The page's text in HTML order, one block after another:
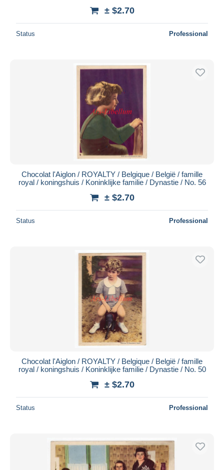
± $2.70
Status Professional
Chocolat l'Aiglon / ROYALTY / Belgique / België / famille
royal / koningshuis / Koninklijke familie / Dynastie / No. 56
± $2.70
Status Professional
Chocolat l'Aiglon / ROYALTY / Belgique / België / famille
royal / koningshuis / Koninklijke familie / Dynastie / No. 50
± $2.70
Status Professional